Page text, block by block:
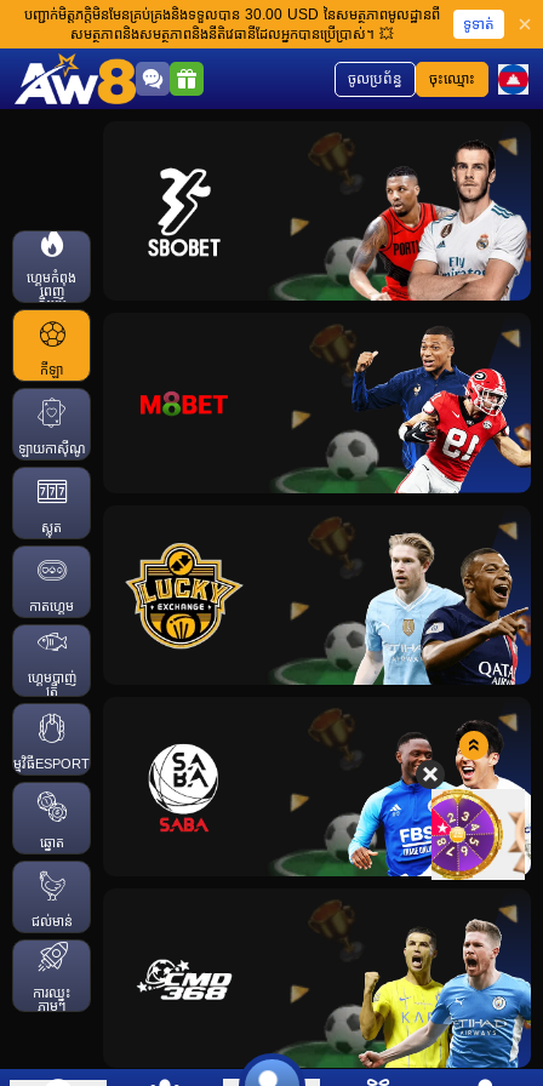
បញ្ជាក់មិត្តភក្តិមិនមែនគ្រប់គ្រងនិងទទួលបាន 30.00 USD នៃសមត្ថភាពមូលដ្ឋានពី
សមត្ថភាពនិងសមត្ថភាពនិងនីតិវេធានីដែលអ្នកបានប្រើប្រាស់។ 💥
ទូទាត់
ចុះឈ្មោះ
ចូលប្រព័ន្ធ
ហ្គេមកំពុង
ពេញ
និយម
កីឡា
ឡាយកាសុីណូ
ស្លុត
កាតហ្គេម
ហ្គេមបាញ់
ត្រី
កម្មវិធីESPORTS
ឆ្នោត
ជល់មាន់
ការឈ្នះ
ភ្លាមៗ